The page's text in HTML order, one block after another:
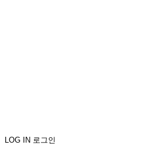
LOG IN 로그인